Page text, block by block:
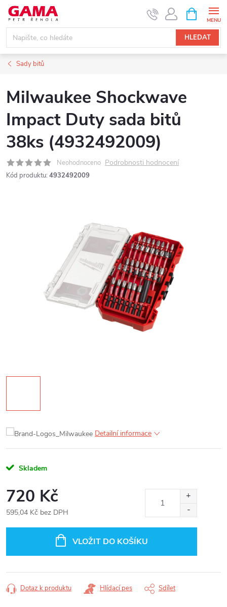
Přejít
obsah
HLEDAT
NÁKUPNÍ
KOŠÍK
Sady bitů
Milwaukee Shockwave
Impact Duty sada bitů
38ks (4932492009)
Neohodnoceno Podrobnosti hodnocení
Kód produktu: 4932492009
Detailní informace
Skladem
720 Kč
595,04 Kč bez DPH
VLOŽIT DO KOŠÍKU
Dotaz k produktu Hlídací pes Sdílet